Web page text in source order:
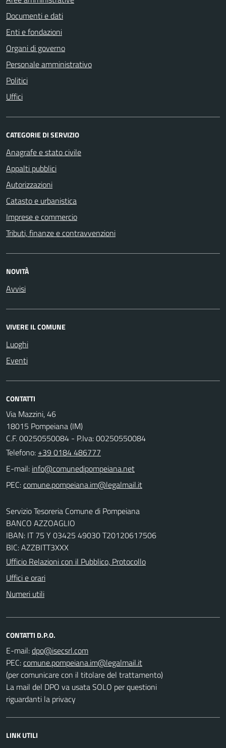
Documenti e dati
Enti e fondazioni
Organi di governo
Personale amministrativo
Politici
Uffici
CATEGORIE DI SERVIZIO
Anagrafe e stato civile
Appalti pubblici
Autorizzazioni
Catasto e urbanistica
Imprese e commercio
Tributi, finanze e contravvenzioni
NOVITÀ
Avvisi
VIVERE IL COMUNE
Luoghi
Eventi
CONTATTI
Via Mazzini, 46
18015 Pompeiana (IM)
C.F. 00250550084 - P.Iva: 00250550084
Telefono: +39 0184 486777
E-mail:
PEC:
Servizio Tesoreria Comune di Pompeiana
BANCO AZZOAGLIO
IBAN: IT 75 Y 03425 49030 T20120617506
BIC: AZZBITT3XXX
Ufficio Relazioni con il Pubblico, Protocollo
Uffici e orari
Numeri utili
CONTATTI D.P.O.
E-mail:
PEC:
(per comunicare con il titolare del trattamento)
La mail del DPO va usata SOLO per questioni
riguardanti la privacy
LINK UTILI